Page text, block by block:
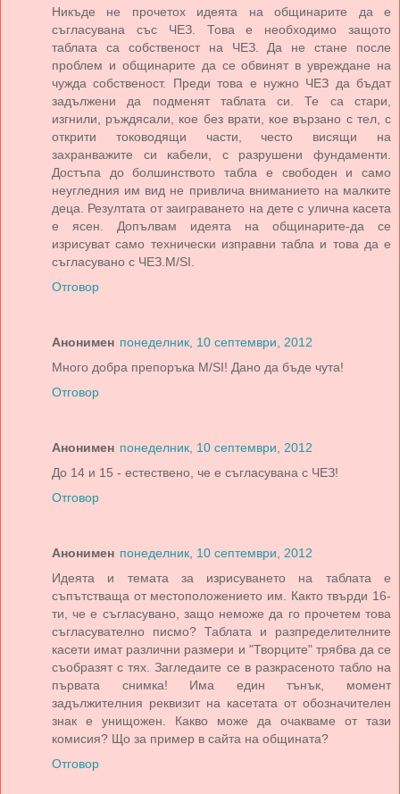
Никъде не прочетох идеята на общинарите да е
съгласувана със ЧЕЗ. Това е необходимо защото
таблата са собственост на ЧЕЗ. Да не стане после
проблем и общинарите да се обвинят в увреждане на
чужда собственост. Преди това е нужно ЧЕЗ да бъдат
задължени да подменят таблата си. Те са стари,
изгнили, ръждясали, кое без врати, кое вързано с тел, с
открити тоководящи части, често висящи на
захранважите си кабели, с разрушени фундаменти.
Достъпа до болшинството табла е свободен и само
неугледния им вид не привлича вниманието на малките
деца. Резултата от заиграването на дете с улична касета
е ясен. Допълвам идеята на общинарите-да се
изрисуват само технически изправни табла и това да е
съгласувано с ЧЕЗ.М/SI.
Отговор
Анонимен понеделник, 10 септември, 2012
Много добра препоръка M/SI! Дано да бъде чута!
Отговор
Анонимен понеделник, 10 септември, 2012
До 14 и 15 - естествено, че е съгласувана с ЧЕЗ!
Отговор
Анонимен понеделник, 10 септември, 2012
Идеята и темата за изрисуването на таблата е
съпътстваща от местоположението им. Както твърди 16-
ти, че е съгласувано, защо неможе да го прочетем това
съгласувателно писмо? Таблата и разпределителните
касети имат различни размери и "Творците" трябва да се
съобразят с тях. Загледаите се в разкрасеното табло на
първата снимка! Има един тънък, момент
задължителния реквизит на касетата от обозначителен
знак е унищожен. Какво може да очакваме от тази
комисия? Що за пример в сайта на общината?
Отговор